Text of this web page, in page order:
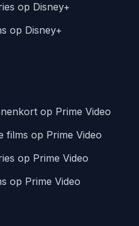
op Disney+
op Disney+
op Prime Video
films op Prime Video
op Prime Video
op Prime Video